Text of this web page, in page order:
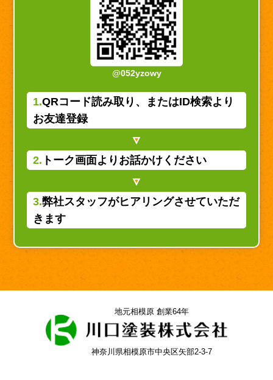
@052yzowy
1.QRコード読み取り、またはID検索より
お友達登録
2. トーク画面よりお話かけください
3.弊社スタッフがヒアリングさせていただ
きます
地元相模原 創業64年
神奈川県相模原市中央区矢部2-3-7